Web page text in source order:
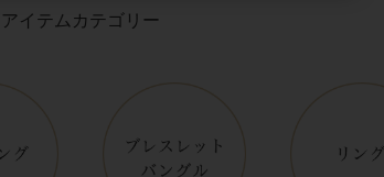
アイテムカテゴリー